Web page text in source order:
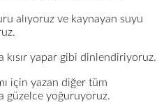
alıyoruz ve kaynayan suyu
kısır yapar gibi dinlendiriyoruz.
için yazan diğer tüm
güzelce yoğuruyoruz.